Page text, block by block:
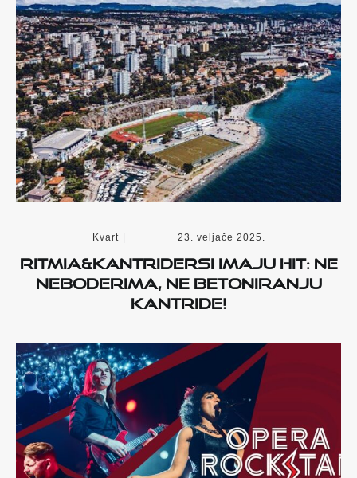
Kvart | 23. veljače 2025.
RITMIA&KANTRIDERSI IMAJU HIT: NE
NEBODERIMA, NE BETONIRANJU
KANTRIDE!